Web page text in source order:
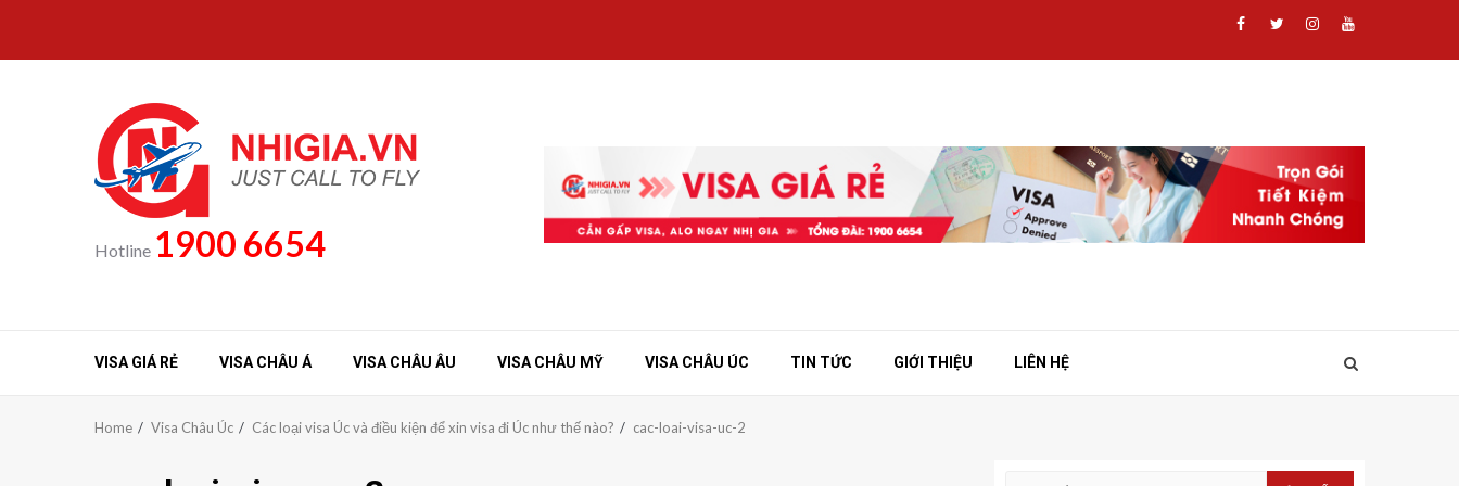
content
Facebook
TwitterInstagram
Youtube
Hotline 1900 6654
VISA GIÁ RẺ VISA CHÂU Á VISA CHÂU ÂU VISA CHÂU MỸ VISA CHÂU ÚC TIN TỨC GIỚI THIỆU LIÊN HỆ
Home Visa Châu Úc Các loại visa Úc và điều kiện để xin visa đi Úc như thế nào? cac-loai-visa-uc-2